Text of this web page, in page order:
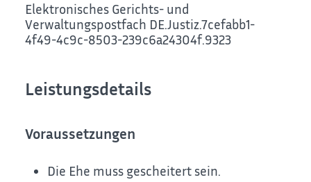
Elektronisches Gerichts- und
Verwaltungspostfach DE.Justiz.7cefabb1-
4f49-4c9c-8503-239c6a24304f.9323
Leistungsdetails
Voraussetzungen
Die Ehe muss gescheitert sein.